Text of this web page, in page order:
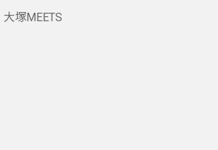
大塚MEETS